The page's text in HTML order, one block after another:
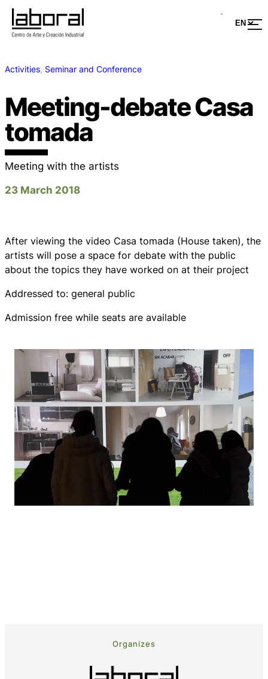
Activities, Seminar and Conference
Meeting-debate Casa
tomada
Meeting with the artists
23 March 2018
After viewing the video Casa tomada (House taken), the
artists will pose a space for debate with the public
about the topics they have worked on at their project
Addressed to: general public
Admission free while seats are available
Organizes